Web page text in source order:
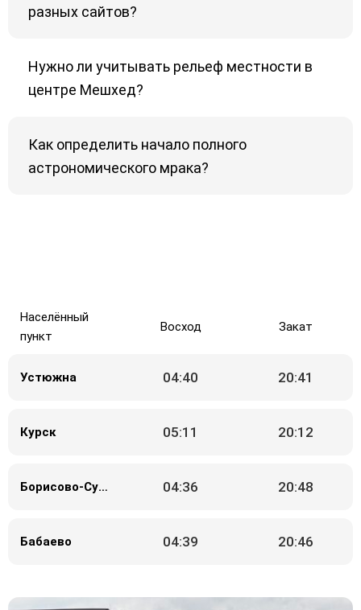
разных сайтов?
Нужно ли учитывать рельеф местности в
центре Мешхед?
Как определить начало полного
астрономического мрака?
Населённый
пункт
Восход Закат
Устюжна 04:40 20:41
Курск 05:11 20:12
Борисово-Судское 04:36 20:48
Бабаево 04:39 20:46